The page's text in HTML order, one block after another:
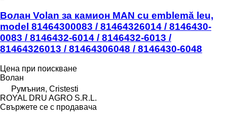
Волан Volan за камион MAN cu emblemă leu,
model 81464300083 / 81464326014 / 8146430-
0083 / 8146432-6014 / 8146432-6013 /
81464326013 / 81464306048 / 8146430-6048
Цена при поискване
Волан
Румъния, Cristesti
ROYAL DRU AGRO S.R.L.
Свържете се с продавача